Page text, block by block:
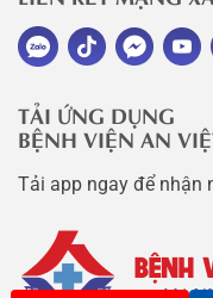
TẢI ỨNG DỤNG
BỆNH VIỆN AN
Tải app ngay để nhận